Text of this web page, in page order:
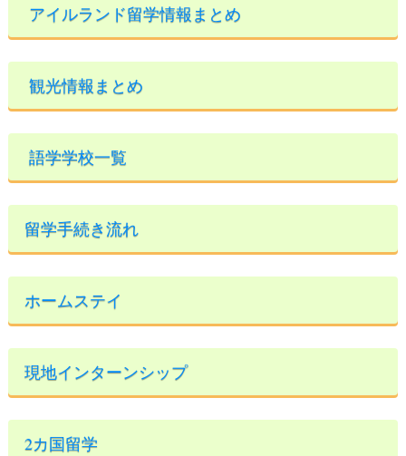
アイルランド留学情報まとめ
観光情報まとめ
語学学校一覧
留学手続き流れ
ホームステイ
現地インターンシップ
2カ国留学